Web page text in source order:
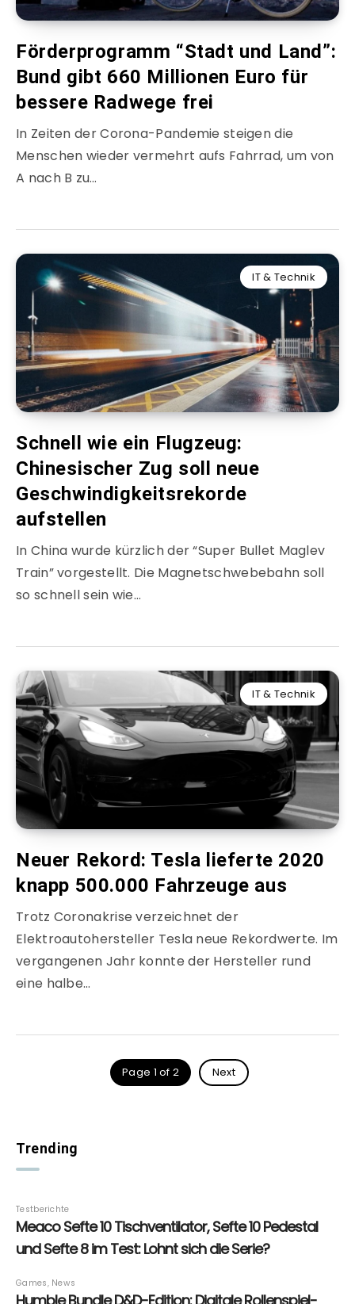
Förderprogramm “Stadt und Land”:
Bund gibt 660 Millionen Euro für
bessere Radwege frei
In Zeiten der Corona-Pandemie steigen die
Menschen wieder vermehrt aufs Fahrrad, um von
A nach B zu…
IT & Technik
Schnell wie ein Flugzeug:
Chinesischer Zug soll neue
Geschwindigkeitsrekorde
aufstellen
In China wurde kürzlich der “Super Bullet Maglev
Train” vorgestellt. Die Magnetschwebebahn soll
so schnell sein wie…
IT & Technik
Neuer Rekord: Tesla lieferte 2020
knapp 500.000 Fahrzeuge aus
Trotz Coronakrise verzeichnet der
Elektroautohersteller Tesla neue Rekordwerte. Im
vergangenen Jahr konnte der Hersteller rund
eine halbe…
Page 1 of 2 Next
Trending